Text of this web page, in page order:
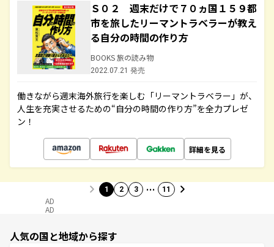
Ｓ０２ 週末だけで７０ヵ国１５９都
市を旅したリーマントラベラーが教え
る自分の時間の作り方
BOOKS 旅の読み物
2022.07.21 発売
働きながら週末海外旅行を楽しむ「リーマントラベラー」が、
人生を充実させるための“自分の時間の作り方”を全力プレゼ
ン！
詳細を見る
1 2 3 … 11
AD
AD
人気の国と地域から探す